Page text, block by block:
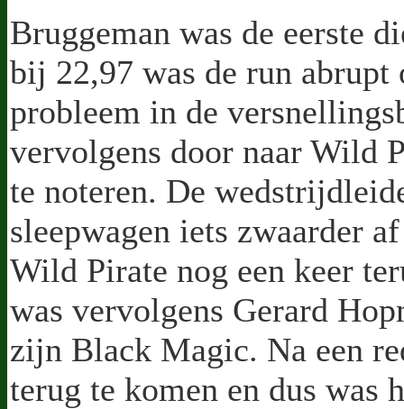
Bruggeman was de eerste
bij 22,97 was de run
probleem in de
vervolgens door naar Wild
te noteren. De
sleepwagen iets zwaarder
Wild Pirate nog een keer
was vervolgens Gerard
zijn Black Magic. Na een
terug te komen en dus was